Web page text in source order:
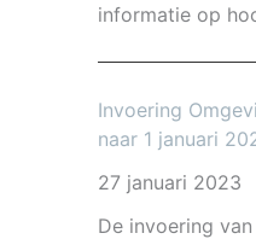
informatie op
Invoering
naar 1 januari
27 januari 2023
De invoering